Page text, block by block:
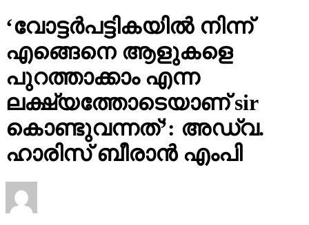
‘വോട്ടര്‍പട്ടികയില്‍ നിന്ന്
എങ്ങെനെ ആളുകളെ
പുറത്താക്കാം എന്ന
ലക്ഷ്യത്തോടെയാണ് sir
കൊണ്ടുവന്നത്’: അഡ്വ.
ഹാരിസ് ബീരാൻ എംപി